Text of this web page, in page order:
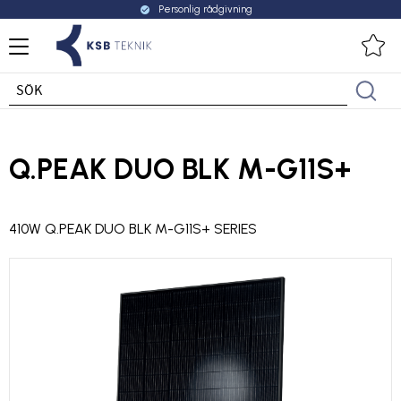
Meny
check_circle Personlig rådgivning
Q.PEAK DUO BLK M-G11S+
410W Q.PEAK DUO BLK M-G11S+ SERIES